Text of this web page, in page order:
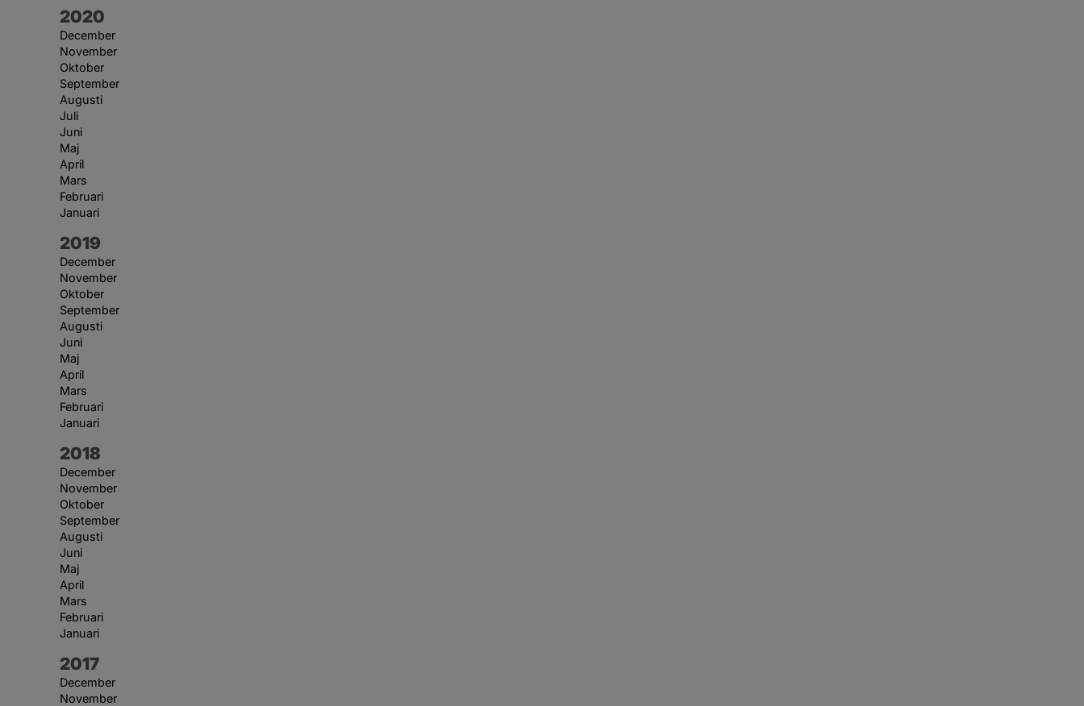
År:
2020
December
November
Oktober
September
Augusti
Juli
Juni
Maj
April
Mars
Februari
Januari
År:
2019
December
November
Oktober
September
Augusti
Juni
Maj
April
Mars
Februari
Januari
År:
2018
December
November
Oktober
September
Augusti
Juni
Maj
April
Mars
Februari
Januari
År:
2017
December
November